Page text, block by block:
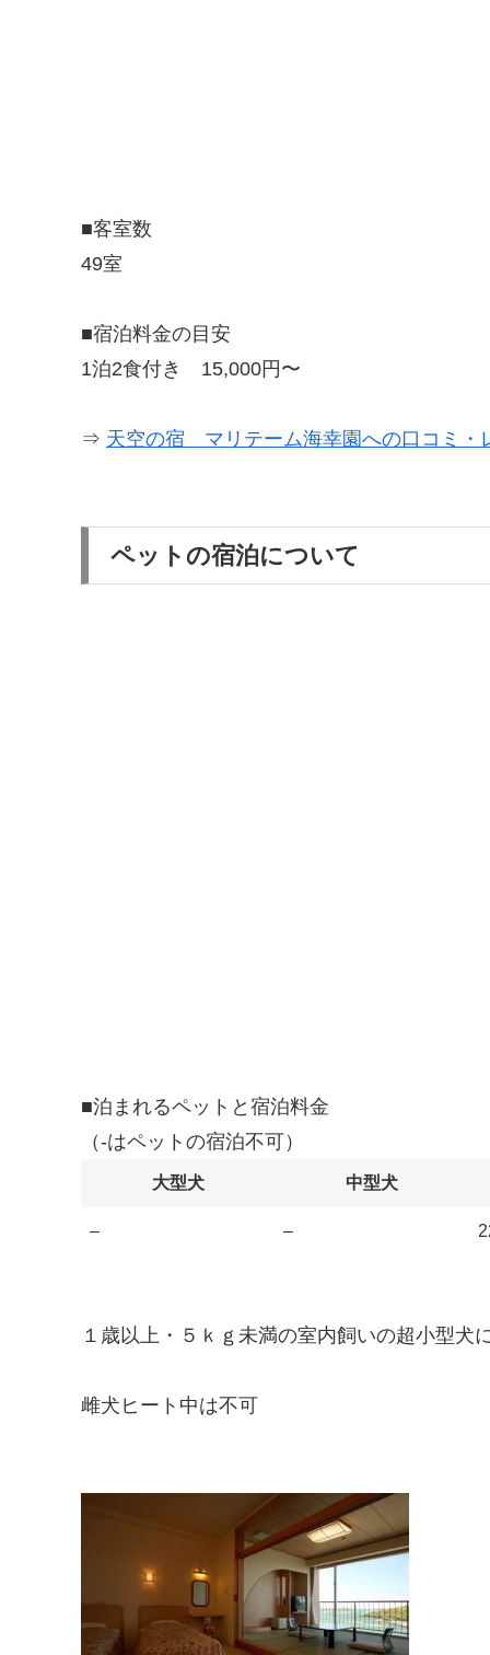
■客室数
49室
■宿泊料金の目安
1泊2食付き 15,000円〜
⇒ 天空の宿 マリテーム海幸園への口コミ・
ペットの宿泊について
■泊まれるペットと宿泊料金
（-はペットの宿泊不可）
大型犬 中型犬
– –
１歳以上・５ｋｇ未満の室内飼いの超小型犬
雌犬ヒート中は不可